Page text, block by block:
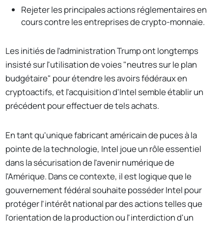
Rejeter les principales actions réglementaires en
cours contre les entreprises de crypto-monnaie.
Les initiés de l'administration Trump ont longtemps
insisté sur l'utilisation de voies "neutres sur le plan
budgétaire" pour étendre les avoirs fédéraux en
cryptoactifs, et l'acquisition d'Intel semble établir un
précédent pour effectuer de tels achats.
En tant qu'unique fabricant américain de puces à la
pointe de la technologie, Intel joue un rôle essentiel
dans la sécurisation de l'avenir numérique de
l'Amérique. Dans ce contexte, il est logique que le
gouvernement fédéral souhaite posséder Intel pour
protéger l'intérêt national par des actions telles que
l'orientation de la production ou l'interdiction d'un